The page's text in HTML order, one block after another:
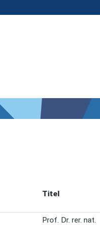
Titel
Prof. Dr. rer. nat.